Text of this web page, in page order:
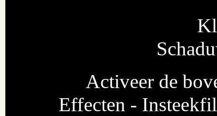
Activeer de
Effecten -